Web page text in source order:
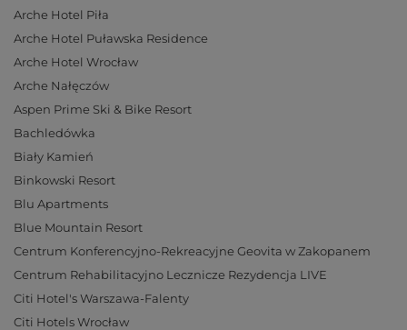
Arche Hotel Piła
Arche Hotel Puławska Residence
Arche Hotel Wrocław
Arche Nałęczów
Aspen Prime Ski & Bike Resort
Bachledówka
Biały Kamień
Binkowski Resort
Blu Apartments
Blue Mountain Resort
Centrum Konferencyjno-Rekreacyjne Geovita w Zakopanem
Centrum Rehabilitacyjno Lecznicze Rezydencja LIVE
Citi Hotel's Warszawa-Falenty
Citi Hotels Wrocław